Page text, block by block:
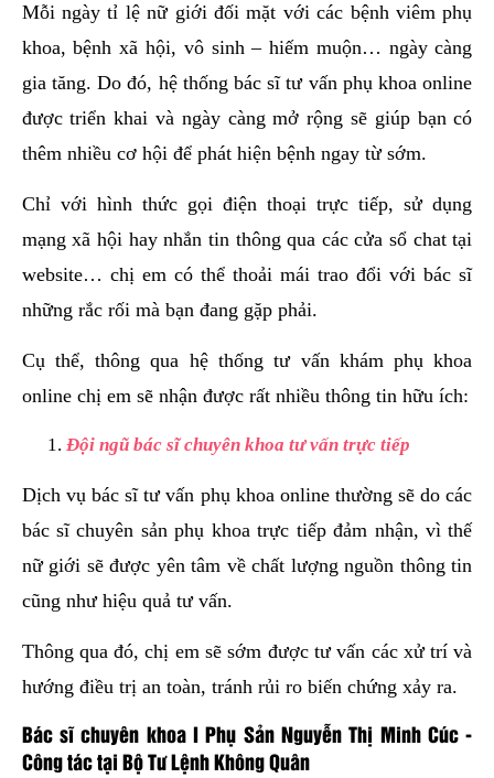
Mỗi ngày tỉ lệ nữ giới đối mặt với các bệnh viêm phụ
khoa, bệnh xã hội, vô sinh – hiếm muộn… ngày càng
gia tăng. Do đó, hệ thống bác sĩ tư vấn phụ khoa online
được triển khai và ngày càng mở rộng sẽ giúp bạn có
thêm nhiều cơ hội để phát hiện bệnh ngay từ sớm.
Chỉ với hình thức gọi điện thoại trực tiếp, sử dụng
mạng xã hội hay nhắn tin thông qua các cửa sổ chat tại
website… chị em có thể thoải mái trao đổi với bác sĩ
những rắc rối mà bạn đang gặp phải.
Cụ thể, thông qua hệ thống tư vấn khám phụ khoa
online chị em sẽ nhận được rất nhiều thông tin hữu ích:
Đội ngũ bác sĩ chuyên khoa tư vấn trực tiếp
Dịch vụ bác sĩ tư vấn phụ khoa online thường sẽ do các
bác sĩ chuyên sản phụ khoa trực tiếp đảm nhận, vì thế
nữ giới sẽ được yên tâm về chất lượng nguồn thông tin
cũng như hiệu quả tư vấn.
Thông qua đó, chị em sẽ sớm được tư vấn các xử trí và
hướng điều trị an toàn, tránh rủi ro biến chứng xảy ra.
Bác sĩ chuyên khoa I Phụ Sản Nguyễn Thị Minh Cúc -
Công tác tại Bộ Tư Lệnh Không Quân